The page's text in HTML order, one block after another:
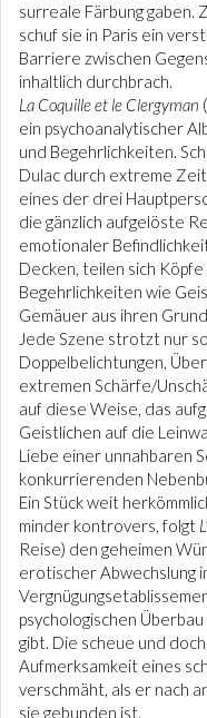
surreale Färbung gaben.
schuf sie in Paris ein
Barriere zwischen
inhaltlich durchbrach.
La Coquille et le Clergyman
ein psychoanalytischer
und Begehrlichkeiten.
Dulac durch extreme
eines der drei
die gänzlich aufgelöste
emotionaler
Decken, teilen sich
Begehrlichkeiten wie
Gemäuer aus ihren
Jede Szene strotzt nur
Doppelbelichtungen,
extremen Schärfe/
auf diese Weise, das
Geistlichen auf die
Liebe einer unnahbaren
konkurrierenden
Ein Stück weit
minder kontrovers, folgt
Reise) den geheimen
erotischer Abwechslung
psychologischen
gibt. Die scheue und
Aufmerksamkeit eines
verschmäht, als er nach
sie gebunden ist.